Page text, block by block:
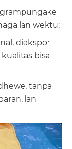
lan wektu;
diekspor
bisa
tanpa
lan